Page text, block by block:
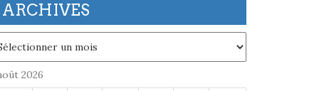
ARCHIVES
2026